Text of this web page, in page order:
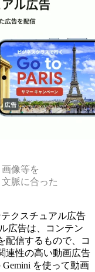
像等を
脈に合った
クスチュアル広告
広告は、コンテン
配信するもので、コ
連性の高い動画広告
を使って動画